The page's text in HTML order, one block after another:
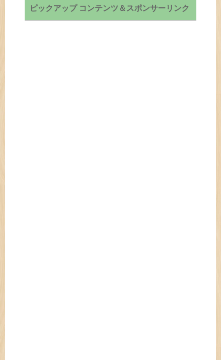
ピックアップ コンテンツ＆スポンサーリンク